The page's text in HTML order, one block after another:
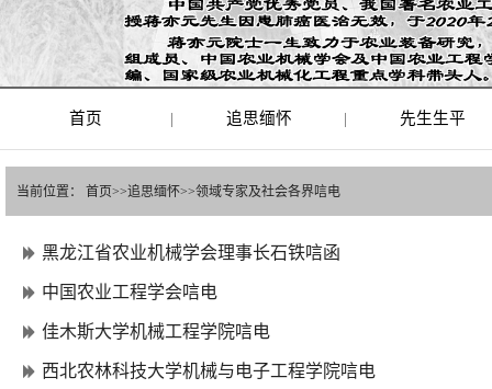
首页 | 追思缅怀 | 先生生平
当前位置： 首页>>追思缅怀>>领域专家及社会各界唁电
黑龙江省农业机械学会理事长石铁唁函
中国农业工程学会唁电
佳木斯大学机械工程学院​唁电
西北农林科技大学机械与电子工程学院唁电